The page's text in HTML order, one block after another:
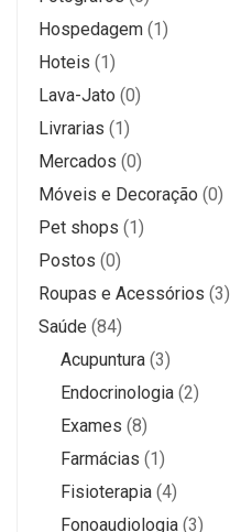
Hospedagem (1)
Hoteis (1)
Lava-Jato (0)
Livrarias (1)
Mercados (0)
Móveis e Decoração (0)
Pet shops (1)
Postos (0)
Roupas e Acessórios (3)
Saúde (84)
Acupuntura (3)
Endocrinologia (2)
Exames (8)
Farmácias (1)
Fisioterapia (4)
Fonoaudiologia (3)